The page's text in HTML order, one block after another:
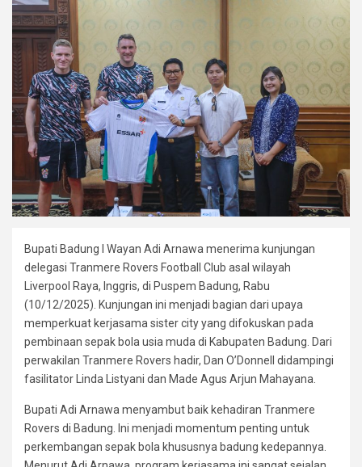
Bupati Badung I Wayan Adi Arnawa menerima kunjungan
delegasi Tranmere Rovers Football Club asal wilayah
Liverpool Raya, Inggris, di Puspem Badung, Rabu
(10/12/2025). Kunjungan ini menjadi bagian dari upaya
memperkuat kerjasama sister city yang difokuskan pada
pembinaan sepak bola usia muda di Kabupaten Badung. Dari
perwakilan Tranmere Rovers hadir, Dan O’Donnell didampingi
fasilitator Linda Listyani dan Made Agus Arjun Mahayana.
Bupati Adi Arnawa menyambut baik kehadiran Tranmere
Rovers di Badung. Ini menjadi momentum penting untuk
perkembangan sepak bola khususnya badung kedepannya.